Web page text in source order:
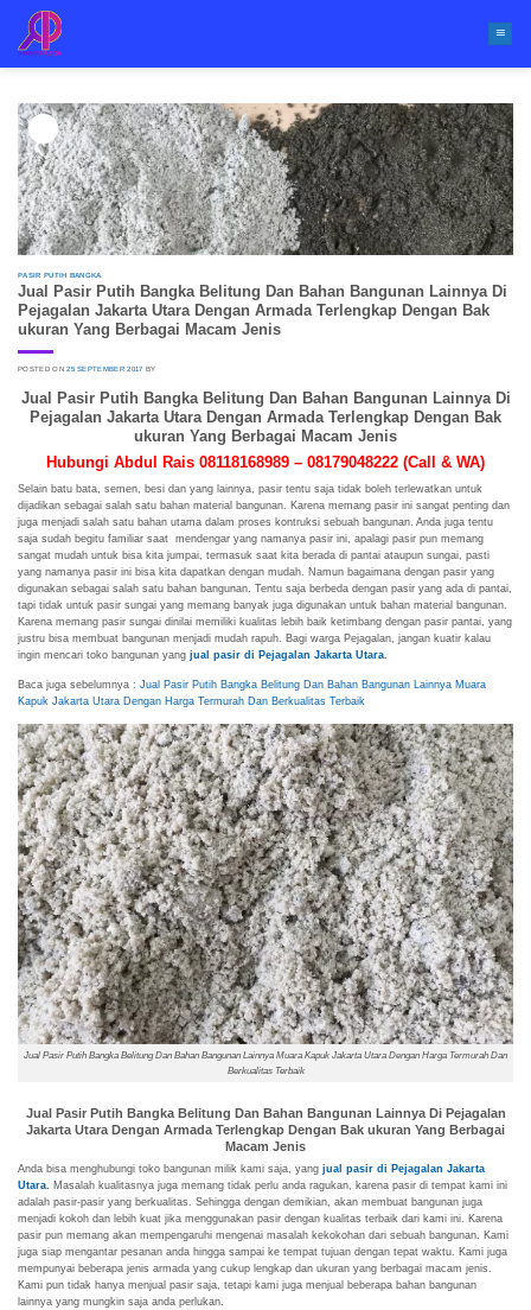
content
PASIR PUTIH BANGKA
Jual Pasir Putih Bangka Belitung Dan Bahan Bangunan Lainnya Di
Pejagalan Jakarta Utara Dengan Armada Terlengkap Dengan Bak
ukuran Yang Berbagai Macam Jenis
POSTED ON25 SEPTEMBER 2017 BY
Jual Pasir Putih Bangka Belitung Dan Bahan Bangunan Lainnya Di
Pejagalan Jakarta Utara Dengan Armada Terlengkap Dengan Bak
ukuran Yang Berbagai Macam Jenis
Hubungi Abdul Rais 08118168989 – 08179048222 (Call & WA)
Selain batu bata, semen, besi dan yang lainnya, pasir tentu saja tidak boleh terlewatkan untuk
dijadikan sebagai salah satu bahan material bangunan. Karena memang pasir ini sangat penting dan
juga menjadi salah satu bahan utama dalam proses kontruksi sebuah bangunan. Anda juga tentu
saja sudah begitu familiar saat mendengar yang namanya pasir ini, apalagi pasir pun memang
sangat mudah untuk bisa kita jumpai, termasuk saat kita berada di pantai ataupun sungai, pasti
yang namanya pasir ini bisa kita dapatkan dengan mudah. Namun bagaimana dengan pasir yang
digunakan sebagai salah satu bahan bangunan. Tentu saja berbeda dengan pasir yang ada di pantai,
tapi tidak untuk pasir sungai yang memang banyak juga digunakan untuk bahan material bangunan.
Karena memang pasir sungai dinilai memiliki kualitas lebih baik ketimbang dengan pasir pantai, yang
justru bisa membuat bangunan menjadi mudah rapuh. Bagi warga Pejagalan, jangan kuatir kalau
ingin mencari toko bangunan yang jual pasir di Pejagalan Jakarta Utara
Baca juga sebelumnya : Jual Pasir Putih Bangka Belitung Dan Bahan Bangunan Lainnya Muara
Kapuk Jakarta Utara Dengan Harga Termurah Dan Berkualitas Terbaik
Jual Pasir Putih Bangka Belitung Dan Bahan Bangunan Lainnya Muara Kapuk Jakarta Utara Dengan Harga Termurah Dan
Berkualitas Terbaik
Jual Pasir Putih Bangka Belitung Dan Bahan Bangunan Lainnya Di Pejagalan
Jakarta Utara Dengan Armada Terlengkap Dengan Bak ukuran Yang Berbagai
Macam Jenis
Anda bisa menghubungi toko bangunan milik kami saja, yang jual pasir di Pejagalan Jakarta
Utara. Masalah kualitasnya juga memang tidak perlu anda ragukan, karena pasir di tempat kami ini
adalah pasir-pasir yang berkualitas. Sehingga dengan demikian, akan membuat bangunan juga
menjadi kokoh dan lebih kuat jika menggunakan pasir dengan kualitas terbaik dari kami ini. Karena
pasir pun memang akan mempengaruhi mengenai masalah kekokohan dari sebuah bangunan. Kami
juga siap mengantar pesanan anda hingga sampai ke tempat tujuan dengan tepat waktu. Kami juga
mempunyai beberapa jenis armada yang cukup lengkap dan ukuran yang berbagai macam jenis.
Kami pun tidak hanya menjual pasir saja, tetapi kami juga menjual beberapa bahan bangunan
lainnya yang mungkin saja anda perlukan.